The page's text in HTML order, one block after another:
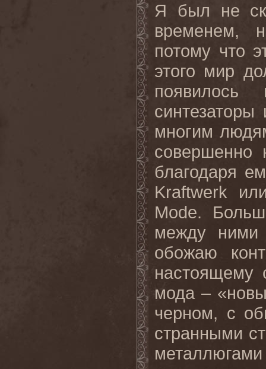
Я был не
временем,
потому что
этого мир
многим
совершенно
благодаря
Kraftwerk
Mode.
между ними
обожаю
настоящему
мода –
черном, с
странными